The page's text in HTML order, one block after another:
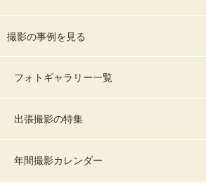
撮影の事例を見る
フォトギャラリー一覧
出張撮影の特集
年間撮影カレンダー